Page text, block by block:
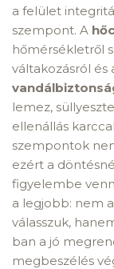
a felület
szempont. A
hőmérsékletről
váltakozásról és
lemez,
ellenállás
szempontok
ezért a
figyelembe
a legjobb: nem
válasszuk,
ban a jó
megbeszélés